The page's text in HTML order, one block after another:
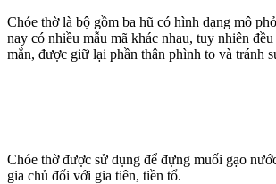
Chóe thờ là bộ gồm ba hũ có hình dạng mô
nay có nhiều mẫu mã khác nhau, tuy nhiên
mắn, được giữ lại phần thân phình to và tránh
Chóe thờ được sử dụng để đựng muối gạo
gia chủ đối với gia tiên, tiền tổ.